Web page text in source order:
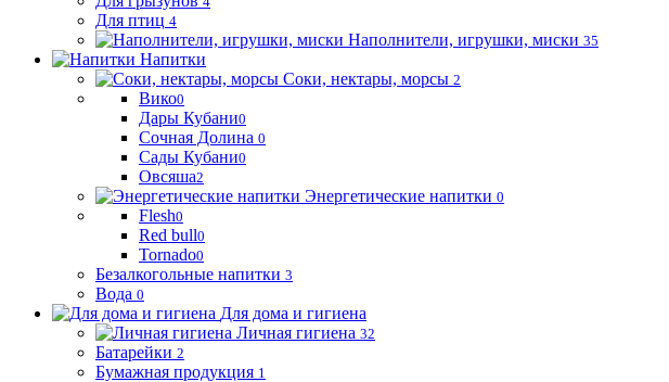
Для птиц 4
Наполнители, игрушки, миски 35
Напитки
Соки, нектары, морсы 2
Вико0
Дары Кубани0
Сочная Долина 0
Сады Кубани0
Овсяша2
Энергетические напитки 0
Flesh0
Red bull0
Tornado0
Безалкогольные напитки 3
Вода 0
Для дома и гигиена
Личная гигиена 32
Батарейки 2
Бумажная продукция 1